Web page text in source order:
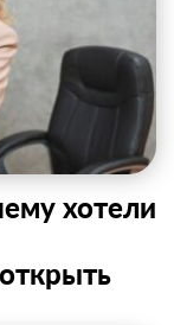
хотели